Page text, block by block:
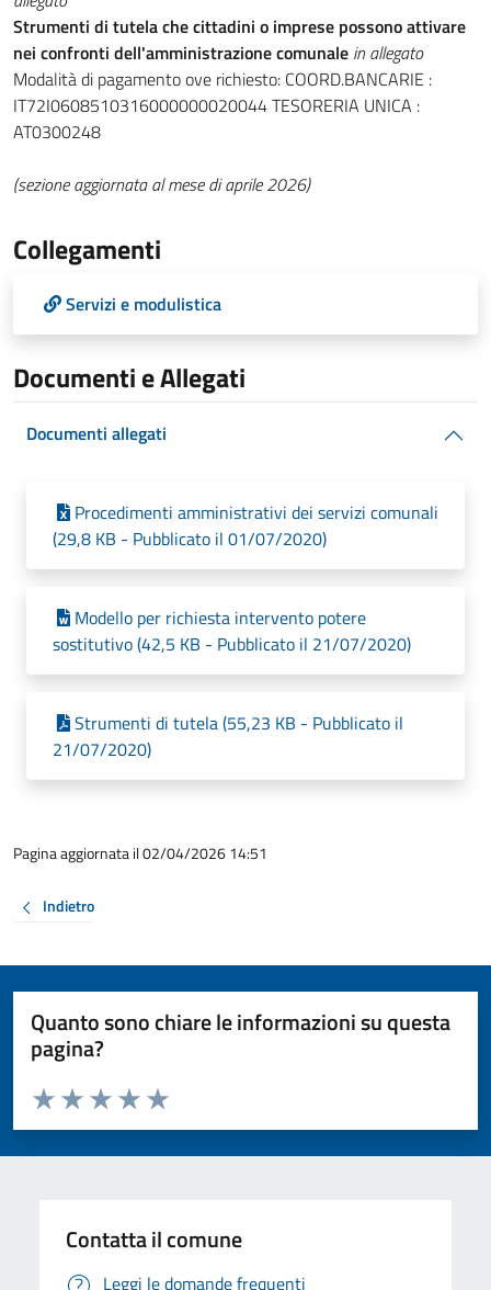
Strumenti di tutela che cittadini o imprese possono attivare
nei confronti dell'amministrazione comunale in allegato
Modalità di pagamento ove richiesto: COORD.BANCARIE :
IT72I0608510316000000020044 TESORERIA UNICA :
AT0300248
(sezione aggiornata al mese di aprile 2026)
Collegamenti
Servizi e modulistica
Documenti e Allegati
Documenti allegati
Procedimenti amministrativi dei servizi comunali
(29,8 KB - Pubblicato il 01/07/2020)
Modello per richiesta intervento potere
sostitutivo (42,5 KB - Pubblicato il 21/07/2020)
Strumenti di tutela (55,23 KB - Pubblicato il
21/07/2020)
Pagina aggiornata il 02/04/2026 14:51
Indietro
Quanto sono chiare le informazioni su questa
pagina?
Valuta da 1 a 5 stelle la pagina
Valuta 5 stelle su 5
Valuta 4 stelle su 5
Valuta 3 stelle su 5
Valuta 2 stelle su 5
Valuta 1 stelle su 5
Contatta il comune
Leggi le domande frequenti